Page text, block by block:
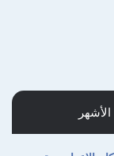
الأشهر